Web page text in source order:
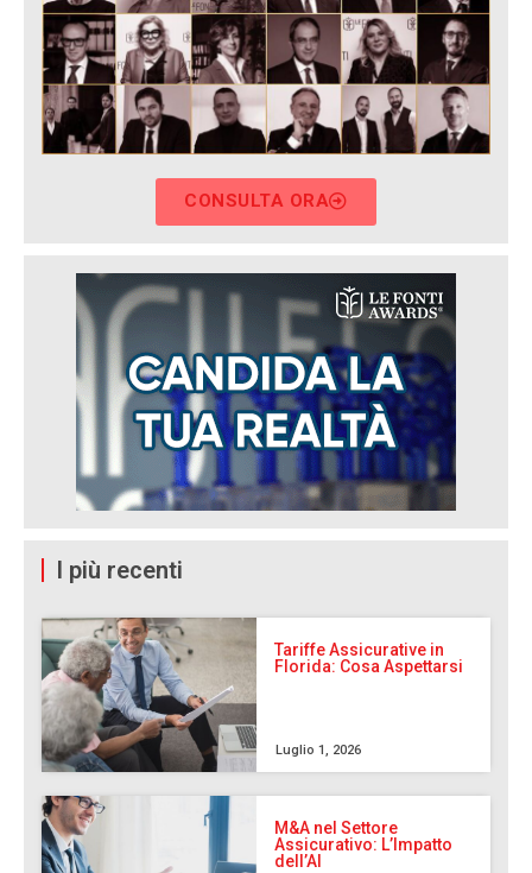
CONSULTA ORA
I più recenti
Tariffe Assicurative in
Florida: Cosa Aspettarsi
Luglio 1, 2026
M&A nel Settore
Assicurativo: L’Impatto
dell’AI